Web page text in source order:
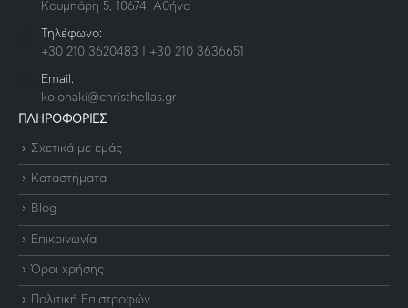
Κουμπάρη 5, 10674, Αθήνα
Τηλέφωνο:
+30 210 3620483 | +30 210 3636651
Email:
kolonaki@christhellas.gr
ΠΛΗΡΟΦΟΡΙΕΣ
Σχετικά με εμάς
Καταστήματα
Blog
Επικοινωνία
Όροι χρήσης
Πολιτική Επιστροφών